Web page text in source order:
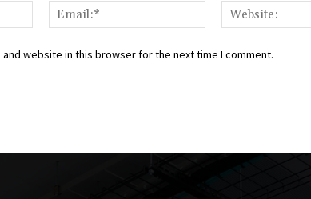
Name:*
Email:*
and website in this browser for the next time I comment.